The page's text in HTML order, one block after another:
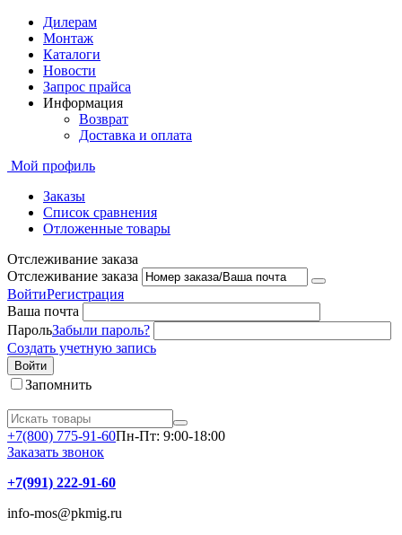
Дилерам
Монтаж
Каталоги
Новости
Запрос прайса
Информация
Возврат
Доставка и оплата
Мой профиль
Заказы
Список сравнения
Отложенные товары
Отслеживание заказа
Отслеживание заказа
ВойтиРегистрация
Ваша почта
ПарольЗабыли пароль?
Создать учетную запись
Войти
Запомнить
+7(800) 775-91-60Пн-Пт: 9:00-18:00
Заказать звонок
+7(991) 222-91-60
info-mos@pkmig.ru